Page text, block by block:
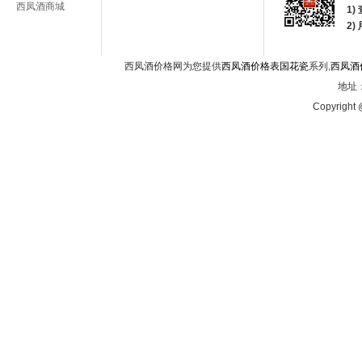
西凤酒商城
1)
2)
西凤酒价格网为您提供西凤酒价格表国花瓷系列,西凤酒
地址
Copyright